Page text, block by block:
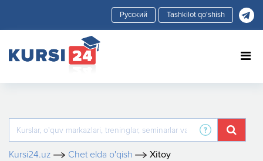
Tashkilot qo'shish
Kursi24.uz Chet elda o'qish Xitoy